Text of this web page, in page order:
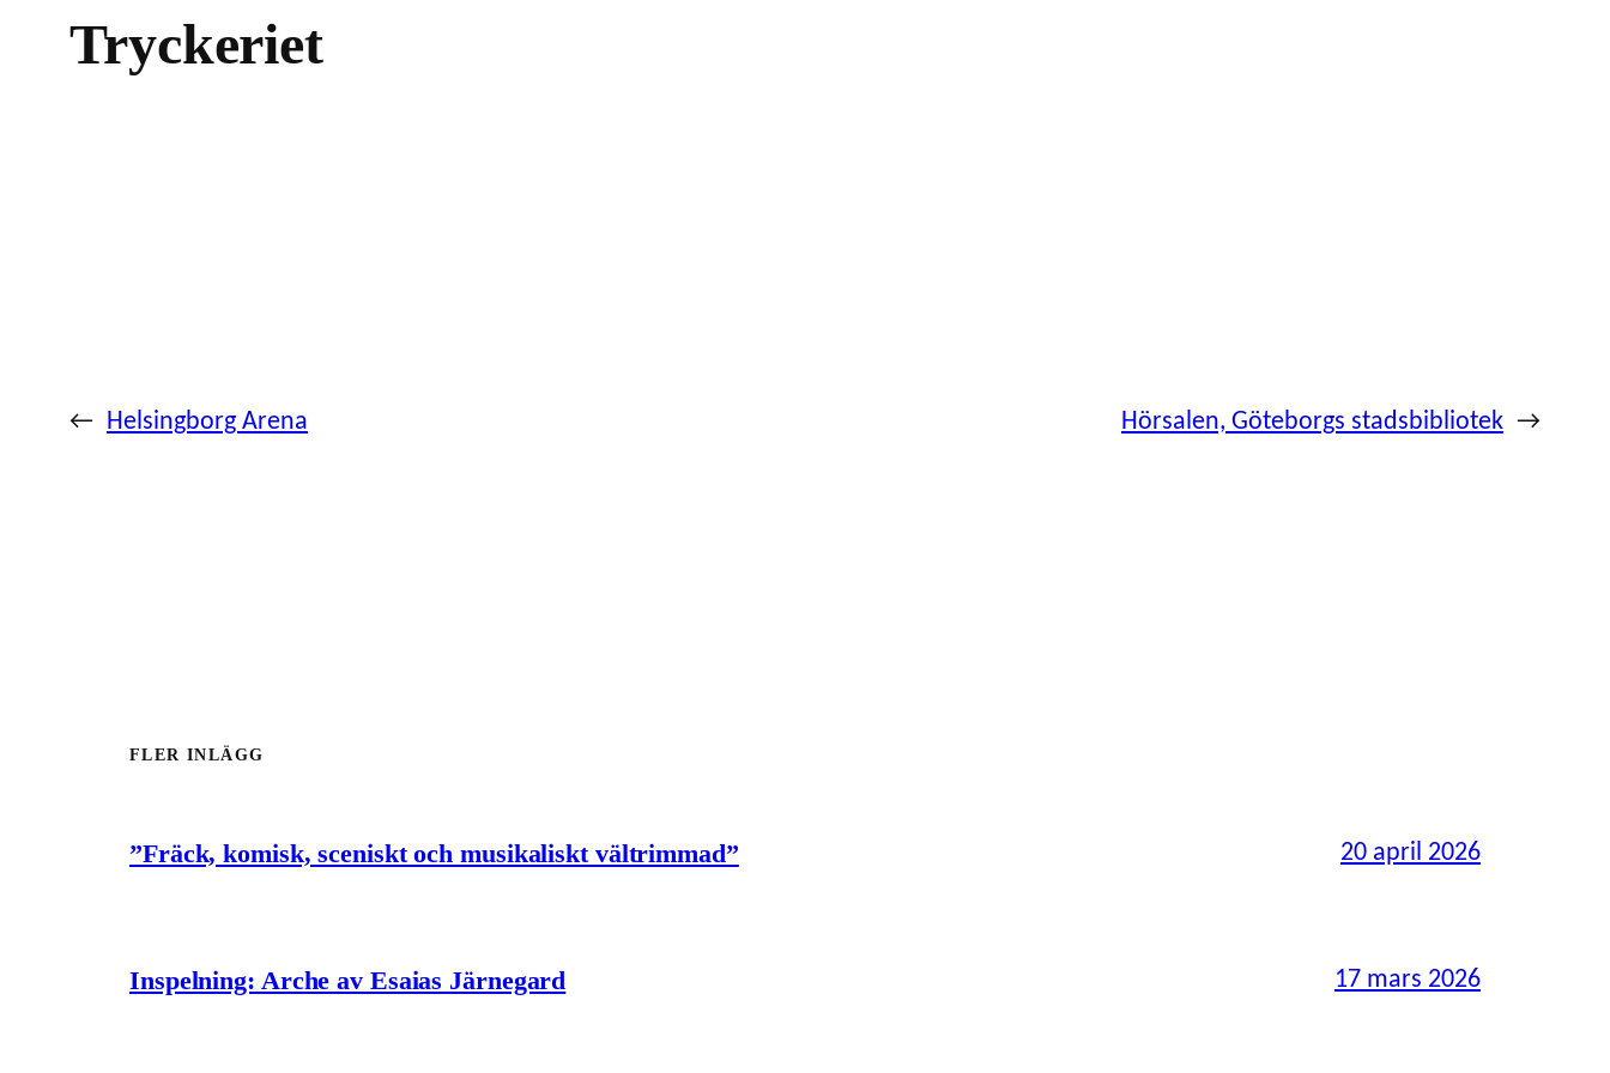
Tryckeriet
← Helsingborg Arena Hörsalen, Göteborgs stadsbibliotek →
FLER INLÄGG
”Fräck, komisk, sceniskt och musikaliskt vältrimmad” 20 april 2026
Inspelning: Arche av Esaias Järnegard 17 mars 2026